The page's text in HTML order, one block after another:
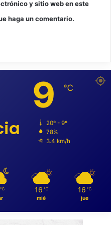
y sitio web en este
haga un comentario.
9 ℃
20º - 9º
78%
3.4 km/h
℃ 16 ℃
mié
16 ℃
jue